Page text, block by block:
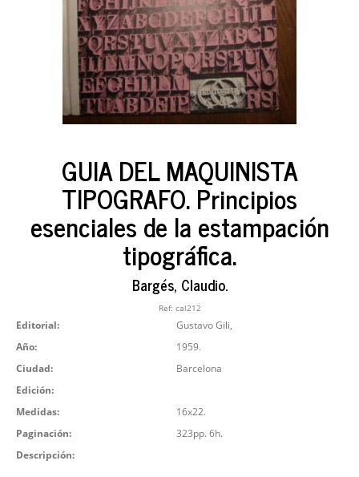
GUIA DEL MAQUINISTA
TIPOGRAFO. Principios
esenciales de la estampación
tipográfica.
Bargés, Claudio.
Ref: cal212
Editorial:
Gustavo Gili,
Año:
1959.
Ciudad:
Barcelona
Edición:
Medidas:
16x22.
Paginación:
323pp. 6h.
Descripción: